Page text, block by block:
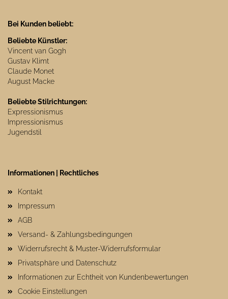
Bei Kunden beliebt:
Beliebte Künstler:
Vincent van Gogh
Gustav Klimt
Claude Monet
August Macke
Beliebte Stilrichtungen:
Expressionismus
Impressionismus
Jugendstil
Informationen | Rechtliches
Kontakt
Impressum
AGB
Versand- & Zahlungsbedingungen
Widerrufsrecht & Muster-Widerrufsformular
Privatsphäre und Datenschutz
Informationen zur Echtheit von Kundenbewertungen
Cookie Einstellungen